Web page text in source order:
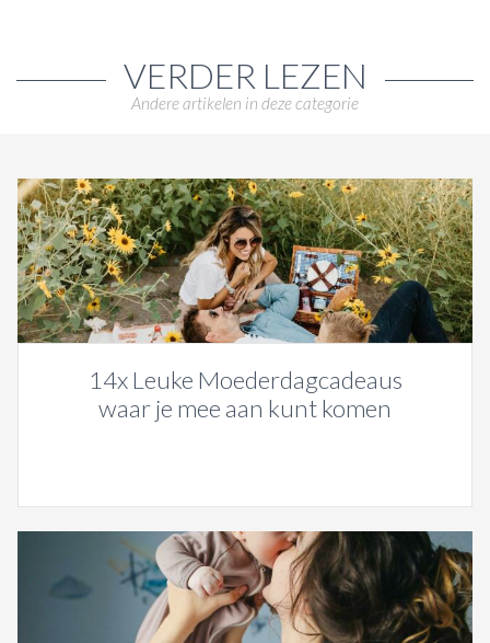
VERDER LEZEN
Andere artikelen in deze categorie
14x Leuke Moederdagcadeaus
waar je mee aan kunt komen